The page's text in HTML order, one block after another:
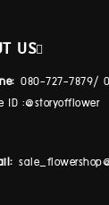
US
080-727-7879/
ID :@storyofflower